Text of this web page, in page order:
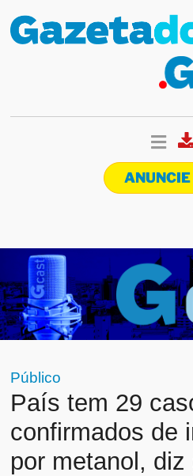
Público
País tem 29
confirmados de
por metanol, diz